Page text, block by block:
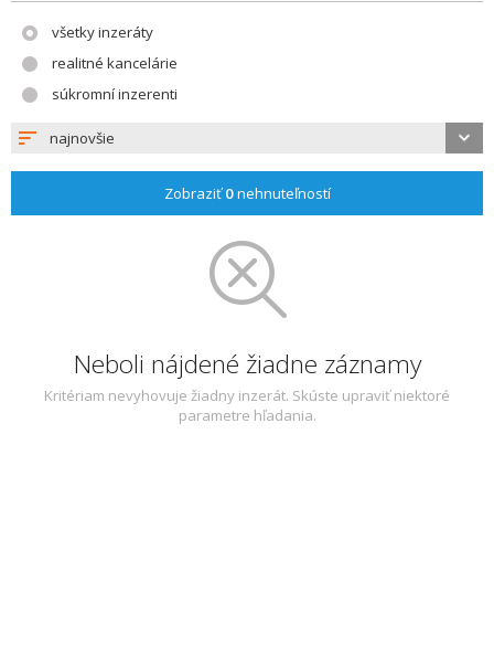
všetky inzeráty
realitné kancelárie
súkromní inzerenti
najnovšie
Zobraziť0nehnuteľností
Neboli nájdené žiadne záznamy
Kritériam nevyhovuje žiadny inzerát. Skúste upraviť niektoré
parametre hľadania.